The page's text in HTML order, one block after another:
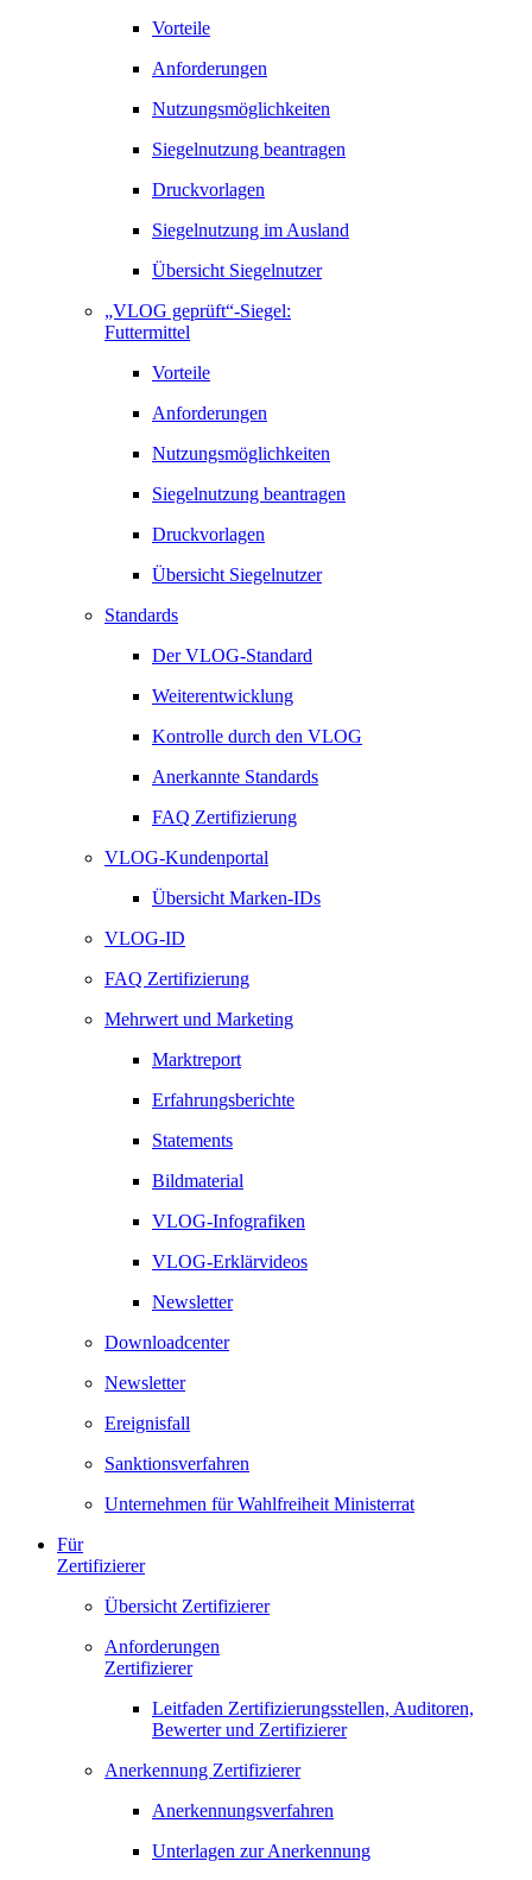
Vorteile
Anforderungen
Nutzungsmöglichkeiten
Siegelnutzung beantragen
Druckvorlagen
Siegelnutzung im Ausland
Übersicht Siegelnutzer
„VLOG geprüft“-Siegel:
Futtermittel
Vorteile
Anforderungen
Nutzungsmöglichkeiten
Siegelnutzung beantragen
Druckvorlagen
Übersicht Siegelnutzer
Standards
Der VLOG-Standard
Weiterentwicklung
Kontrolle durch den VLOG
Anerkannte Standards
FAQ Zertifizierung
VLOG-Kundenportal
Übersicht Marken-IDs
VLOG-ID
FAQ Zertifizierung
Mehrwert und Marketing
Marktreport
Erfahrungsberichte
Statements
Bildmaterial
VLOG-Infografiken
VLOG-Erklärvideos
Newsletter
Downloadcenter
Newsletter
Ereignisfall
Sanktionsverfahren
Unternehmen für Wahlfreiheit Ministerrat
Für
Zertifizierer
Übersicht Zertifizierer
Anforderungen
Zertifizierer
Leitfaden Zertifizierungsstellen, Auditoren,
Bewerter und Zertifizierer
Anerkennung Zertifizierer
Anerkennungsverfahren
Unterlagen zur Anerkennung